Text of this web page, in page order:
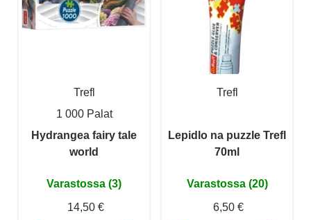
Trefl
1 000 Palat
Hydrangea fairy tale
world
Varastossa (3)
14,50 €
Trefl
Lepidlo na puzzle Trefl
70ml
Varastossa (20)
6,50 €